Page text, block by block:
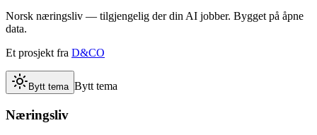
Norsk næringsliv — tilgjengelig der din AI jobber. Bygget på åpne
data.
Et prosjekt fra D&CO
Bytt tema Bytt tema
Næringsliv